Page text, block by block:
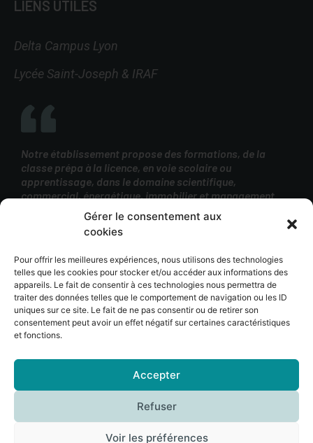
Gérer le consentement aux
cookies
Pour offrir les meilleures expériences, nous utilisons des technologies
telles que les cookies pour stocker et/ou accéder aux informations des
appareils. Le fait de consentir à ces technologies nous permettra de
traiter des données telles que le comportement de navigation ou les ID
uniques sur ce site. Le fait de ne pas consentir ou de retirer son
consentement peut avoir un effet négatif sur certaines caractéristiques
et fonctions.
Accepter
Refuser
Voir les préférences
LIENS UTILES
Delta Campus Lyon
Lycée Saint-Joseph & IRAF
Notre établissement propose des formations, de la
classe prépa à la licence, en voie scolaire ou
apprentissage, dans le domaine scientifique,
commercial, énergétique, immobilier et management.
SUP Bellevue fait partie de l’ensemble scolaire
Assomption Lyon, une des 14 unités d’enseignement
pédagogique de l’Assomption France.
© SUP BELLEVUE 2023 – tous droits réservés –